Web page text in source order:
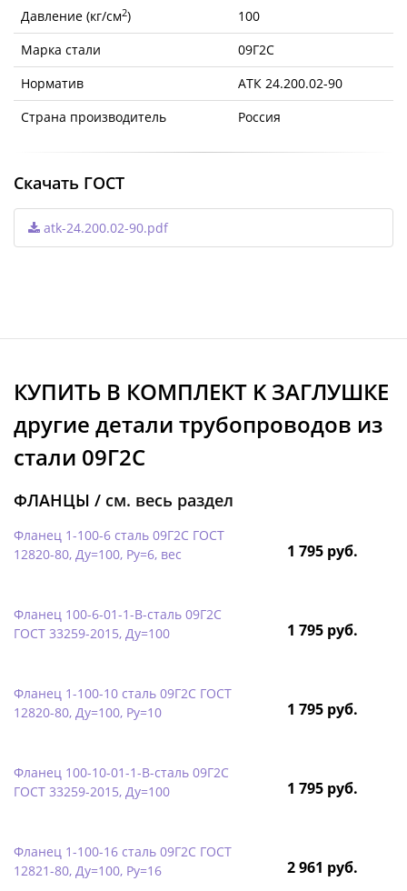
Давление (кг/см2)
100
Марка стали
09Г2С
Норматив
АТК 24.200.02-90
Страна производитель
Россия
Скачать ГОСТ
atk-24.200.02-90.pdf
КУПИТЬ В КОМПЛЕКТ K ЗАГЛУШКЕ
другие детали трубопроводов из
стали 09Г2С
ФЛАНЦЫ / см. весь раздел
Фланец 1-100-6 сталь 09Г2С ГОСТ
12820-80, Ду=100, Ру=6, вес
1 795 руб.
Фланец 100-6-01-1-B-сталь 09Г2С
ГОСТ 33259-2015, Ду=100
1 795 руб.
Фланец 1-100-10 сталь 09Г2С ГОСТ
12820-80, Ду=100, Ру=10
1 795 руб.
Фланец 100-10-01-1-B-сталь 09Г2С
ГОСТ 33259-2015, Ду=100
1 795 руб.
Фланец 1-100-16 сталь 09Г2С ГОСТ
12821-80, Ду=100, Ру=16
2 961 руб.